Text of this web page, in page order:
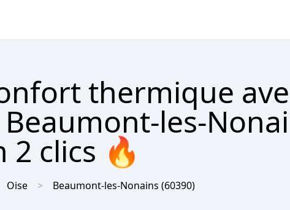
thermique
les-
2 clics 🔥
Oise Beaumont-les-Nonains (60390)